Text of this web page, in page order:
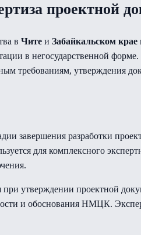
проектной
в Чите и Забайкальском крае
в негосударственной
требованиям, утверждения
завершения разработки
для комплексного
утверждении проектной
и обоснования НМЦК.